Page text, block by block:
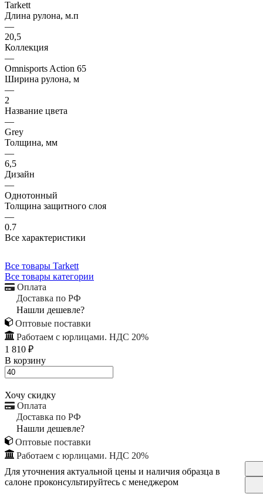
Tarkett
Длина рулона, м.п
—
20,5
Коллекция
—
Omnisports Action 65
Ширина рулона, м
—
2
Название цвета
—
Grey
Толщина, мм
—
6,5
Дизайн
—
Однотонный
Толщина защитного слоя
—
0.7
Все характеристики
Все товары Tarkett
Все товары категории
Оплата
Доставка по РФ
Нашли дешевле?
Оптовые поставки
Работаем с юрлицами. НДС 20%
1 810 ₽
В корзину
Хочу скидку
Оплата
Доставка по РФ
Нашли дешевле?
Оптовые поставки
Работаем с юрлицами. НДС 20%
Для уточнения актуальной цены и наличия образца в
салоне проконсультируйтесь с менеджером